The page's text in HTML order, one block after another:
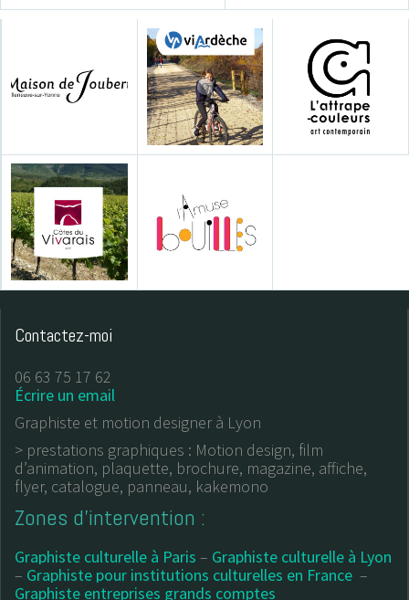
Contactez-moi
06 63 75 17 62
Écrire un email
Graphiste et motion designer à Lyon
> prestations graphiques : Motion design, film
d’animation, plaquette, brochure, magazine, affiche,
flyer, catalogue, panneau, kakemono
Zones d’intervention :
Graphiste culturelle à Paris – Graphiste culturelle à Lyon
– Graphiste pour institutions culturelles en France –
Graphiste entreprises grands comptes